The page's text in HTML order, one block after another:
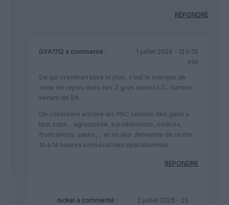
RÉPONDRE
GVA1112 a commenté :
1 juillet 2026 - 12 h 35
min
Ce qui m’embarrasse le plus, c’est le manque de
zone de repos dans ces 2 gros avions LC.. surtout
venant de BA.
On considère encore les PNC comme des gens à
tout subir .. agressivité, harcèlements, colères,
frustrations, peurs, .. et on leur demande de rester
10 à 14 heures consécutives opérationnels ..
RÉPONDRE
nickel a commenté :
2 juillet 2026 - 23